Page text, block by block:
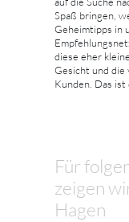
Spaß bringen,
Geheimtipps in
diese eher
Gesicht und die
Kunden. Das ist
Für
zeigen
Hagen